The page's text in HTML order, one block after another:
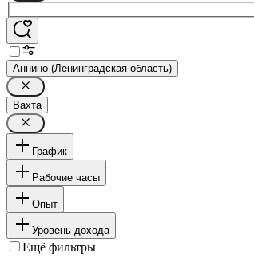
Аннино (Ленинградская область)
Вахта
График
Рабочие часы
Опыт
Уровень дохода
Ещё фильтры